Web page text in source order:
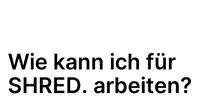
Wie kann ich für
SHRED. arbeiten?